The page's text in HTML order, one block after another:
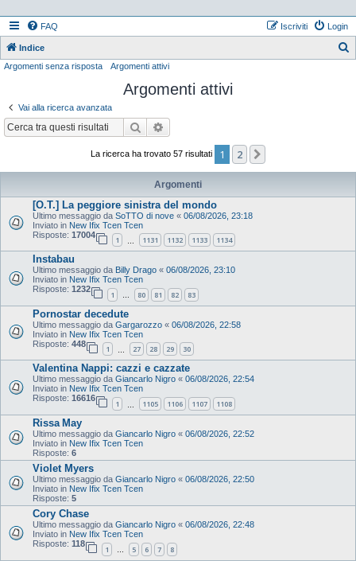
FAQ Login
Iscriviti
Indice
Argomenti senza risposta Argomenti attivi
Argomenti attivi
Vai alla ricerca avanzata
Cerca
La ricerca ha trovato 57 risultati 1 2
Argomenti
[O.T.] La peggiore sinistra del mondo
Ultimo messaggio da SoTTO di nove « 06/08/2026, 23:18
Inviato in New Ifix Tcen Tcen
Risposte: 17004
1 1131 1132 1133 1134
Instabau
Ultimo messaggio da Billy Drago « 06/08/2026, 23:10
Inviato in New Ifix Tcen Tcen
Risposte: 1232
1 … 80 81 82 83
Pornostar decedute
Ultimo messaggio da Gargarozzo « 06/08/2026, 22:58
Inviato in New Ifix Tcen Tcen
Risposte: 448
1 27 28 29 30
Valentina Nappi: cazzi e cazzate
Ultimo messaggio da Giancarlo Nigro « 06/08/2026, 22:54
Inviato in New Ifix Tcen Tcen
Risposte: 16616
1 1105 1106 1107 1108
Rissa May
Ultimo messaggio da Giancarlo Nigro « 06/08/2026, 22:52
Inviato in New Ifix Tcen Tcen
Risposte: 6
Violet Myers
Ultimo messaggio da Giancarlo Nigro « 06/08/2026, 22:50
Inviato in New Ifix Tcen Tcen
Risposte: 5
Cory Chase
Ultimo messaggio da Giancarlo Nigro « 06/08/2026, 22:48
Inviato in New Ifix Tcen Tcen
Risposte: 118
1 … 5 6 7 8